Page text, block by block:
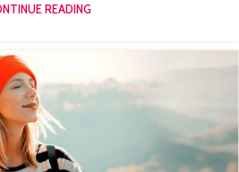
READING